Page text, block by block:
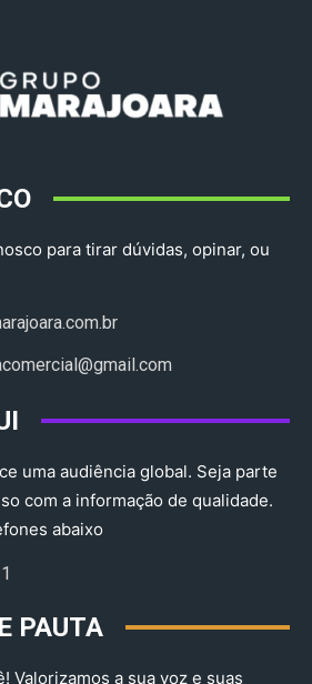
para tirar dúvidas, opinar, ou
uma audiência global. Seja parte
com a informação de qualidade.
abaixo
PAUTA
Valorizamos a sua voz e suas